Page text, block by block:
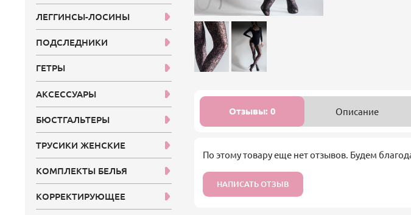
Отзывы: 0 Описание
По этому товару еще нет отзывов. Будем
НАПИСАТЬ ОТЗЫВ
ЛЕГГИНСЫ-ЛОСИНЫ
ПОДСЛЕДНИКИ
ГЕТРЫ
АКСЕССУАРЫ
БЮСТГАЛЬТЕРЫ
ТРУСИКИ ЖЕНСКИЕ
КОМПЛЕКТЫ БЕЛЬЯ
КОРРЕКТИРУЮЩЕЕ